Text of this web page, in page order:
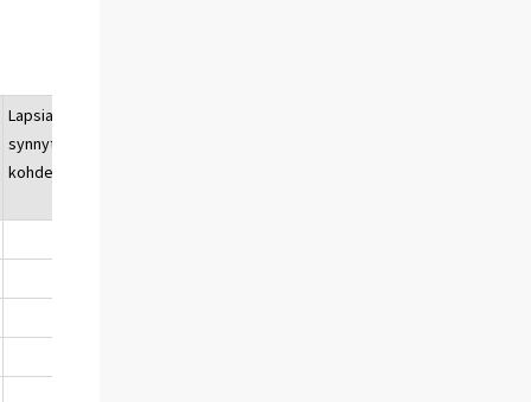
Lapsia
synnyttänyttä
kohden